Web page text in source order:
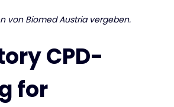
von Biomed Austria vergeben.
CPD-
for